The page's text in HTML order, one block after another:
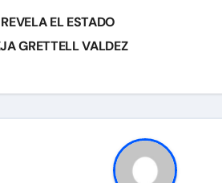
EL ESTADO
GRETTELL VALDEZ